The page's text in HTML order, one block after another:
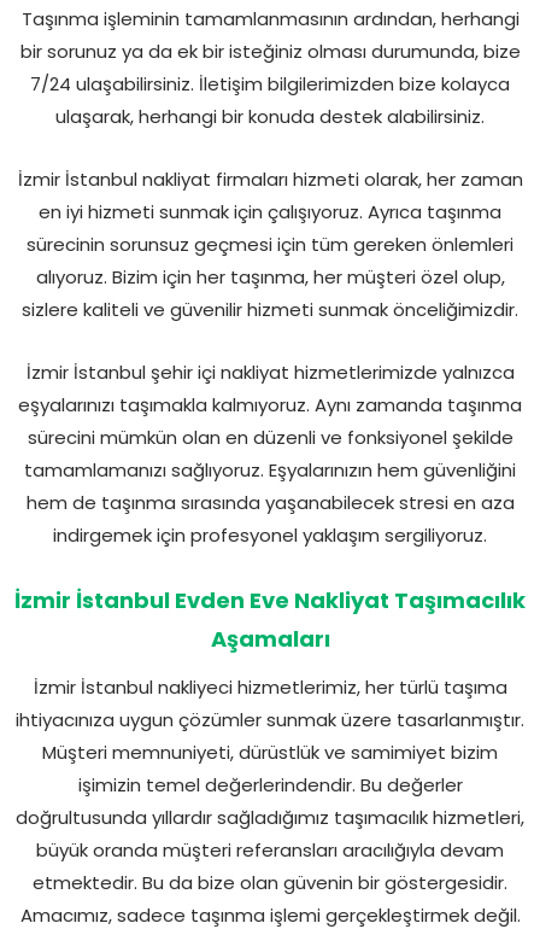
Taşınma işleminin tamamlanmasının ardından, herhangi
bir sorunuz ya da ek bir isteğiniz olması durumunda, bize
7/24 ulaşabilirsiniz. İletişim bilgilerimizden bize kolayca
ulaşarak, herhangi bir konuda destek alabilirsiniz.
İzmir İstanbul nakliyat firmaları hizmeti olarak, her zaman
en iyi hizmeti sunmak için çalışıyoruz. Ayrıca taşınma
sürecinin sorunsuz geçmesi için tüm gereken önlemleri
alıyoruz. Bizim için her taşınma, her müşteri özel olup,
sizlere kaliteli ve güvenilir hizmeti sunmak önceliğimizdir.
İzmir İstanbul şehir içi nakliyat hizmetlerimizde yalnızca
eşyalarınızı taşımakla kalmıyoruz. Aynı zamanda taşınma
sürecini mümkün olan en düzenli ve fonksiyonel şekilde
tamamlamanızı sağlıyoruz. Eşyalarınızın hem güvenliğini
hem de taşınma sırasında yaşanabilecek stresi en aza
indirgemek için profesyonel yaklaşım sergiliyoruz.
İzmir İstanbul Evden Eve Nakliyat Taşımacılık
Aşamaları
İzmir İstanbul nakliyeci hizmetlerimiz, her türlü taşıma
ihtiyacınıza uygun çözümler sunmak üzere tasarlanmıştır.
Müşteri memnuniyeti, dürüstlük ve samimiyet bizim
işimizin temel değerlerindendir. Bu değerler
doğrultusunda yıllardır sağladığımız taşımacılık hizmetleri,
büyük oranda müşteri referansları aracılığıyla devam
etmektedir. Bu da bize olan güvenin bir göstergesidir.
Amacımız, sadece taşınma işlemi gerçekleştirmek değil.